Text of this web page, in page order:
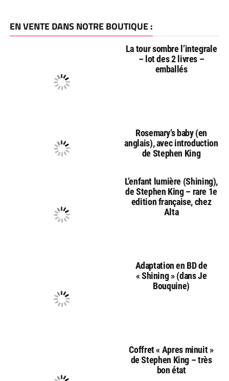
EN VENTE DANS NOTRE BOUTIQUE :
La tour sombre l’integrale
– lot des 2 livres –
emballés
Rosemary’s baby (en
anglais), avec introduction
de Stephen King
L’enfant lumière (Shining),
de Stephen King – rare 1e
edition française, chez
Alta
Adaptation en BD de
« Shining » (dans Je
Bouquine)
Coffret « Apres minuit »
de Stephen King – très
bon état